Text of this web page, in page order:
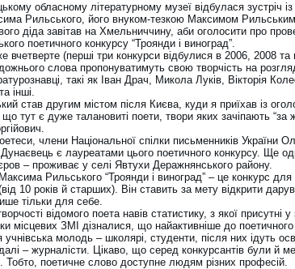
обласному літературному музеї відбулася зустріч
Рильського, його внуком-тезкою Максимом
діда завітав на Хмельниччину, аби оголосити про
поетичного конкурсу “Троянди і виноград”.
вчетверте (перші три конкурси відбулися в 2006, 2008 та
слова пропонуватимуть свою творчість на
такі як Іван Драч, Микола Луків, Вікторія
інші.
став другим містом після Києва, куди я приїхав із
тут є дуже талановиті поети, твори яких зачіпають “за
члени Національної спілки письменників України
є лауреатами цього поетичного конкурсу. Ще
– проживає у селі Явтухи Деражнянського району.
Рильського “Троянди і виноград” – це конкурс
10 років й старших). Він ставить за мету відкрити
тільки для себе.
відомого поета навів статистику, з якої присутні
місцевих ЗМІ дізналися, що найактивніше до поетичного
молодь – школярі, студенти, після них ідуть
– журналісти. Цікаво, що серед конкурсантів були й
Тобто, поетичне слово доступне людям різних професій.